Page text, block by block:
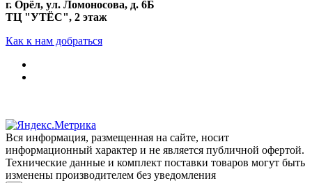
г. Орёл, ул. Ломоносова, д. 6Б
ТЦ "УТЁС", 2 этаж
Как к нам добраться
Вся информация, размещенная на сайте, носит
информационный характер и не является публичной офертой.
Технические данные и комплект поставки товаров могут быть
изменены производителем без уведомления